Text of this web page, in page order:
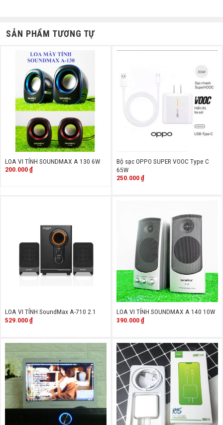
SẢN PHẨM TƯƠNG TỰ
LOA VI TÍNH SOUNDMAX A 130 6W
200.000₫
Bộ sạc OPPO SUPER VOOC Type C
65W
250.000₫
LOA VI TÍNH SoundMax A-710 2.1
529.000₫
LOA VI TÍNH SOUNDMAX A 140 10W
390.000₫